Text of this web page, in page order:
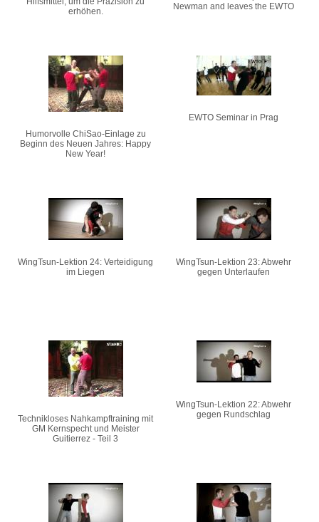
erhöhen.
Newman and leaves the EWTO
Humorvolle ChiSao-Einlage zu
Beginn des Neuen Jahres: Happy
New Year!
EWTO Seminar in Prag
WingTsun-Lektion 24: Verteidigung
im Liegen
WingTsun-Lektion 23: Abwehr
gegen Unterlaufen
Technikloses Nahkampftraining mit
GM Kernspecht und Meister
Guitierrez - Teil 3
WingTsun-Lektion 22: Abwehr
gegen Rundschlag